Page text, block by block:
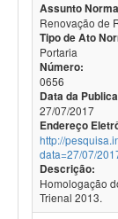
Assunto
Renovação de
Tipo de Ato
Portaria
Número:
0656
Data da
27/07/2017
Endereço
http://
data=27/07/
Descrição:
Homologação
Trienal 2013.